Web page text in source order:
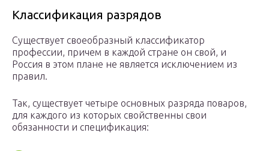
Классификация разрядов
Существует своеобразный классификатор
профессии, причем в каждой стране он свой, и
Россия в этом плане не является исключением из
правил.
Так, существует четыре основных разряда поваров,
для каждого из которых свойственны свои
обязанности и спецификация: